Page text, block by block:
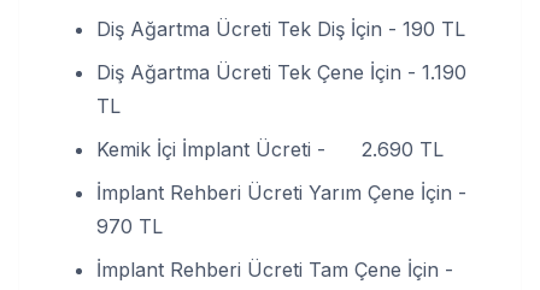
Diş Ağartma Ücreti Tek Diş İçin - 190 TL
Diş Ağartma Ücreti Tek Çene İçin - 1.190
TL
Kemik İçi İmplant Ücreti - 2.690 TL
İmplant Rehberi Ücreti Yarım Çene İçin -
970 TL
İmplant Rehberi Ücreti Tam Çene İçin -